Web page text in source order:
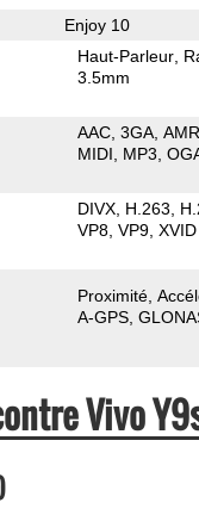
Enjoy 10
Haut-Parleur
3.5mm
AAC 3GA AMR
MIDI
MP3
DIVX H.263
VP8 VP9 XVID
Proximité
A-GPS
Vivo